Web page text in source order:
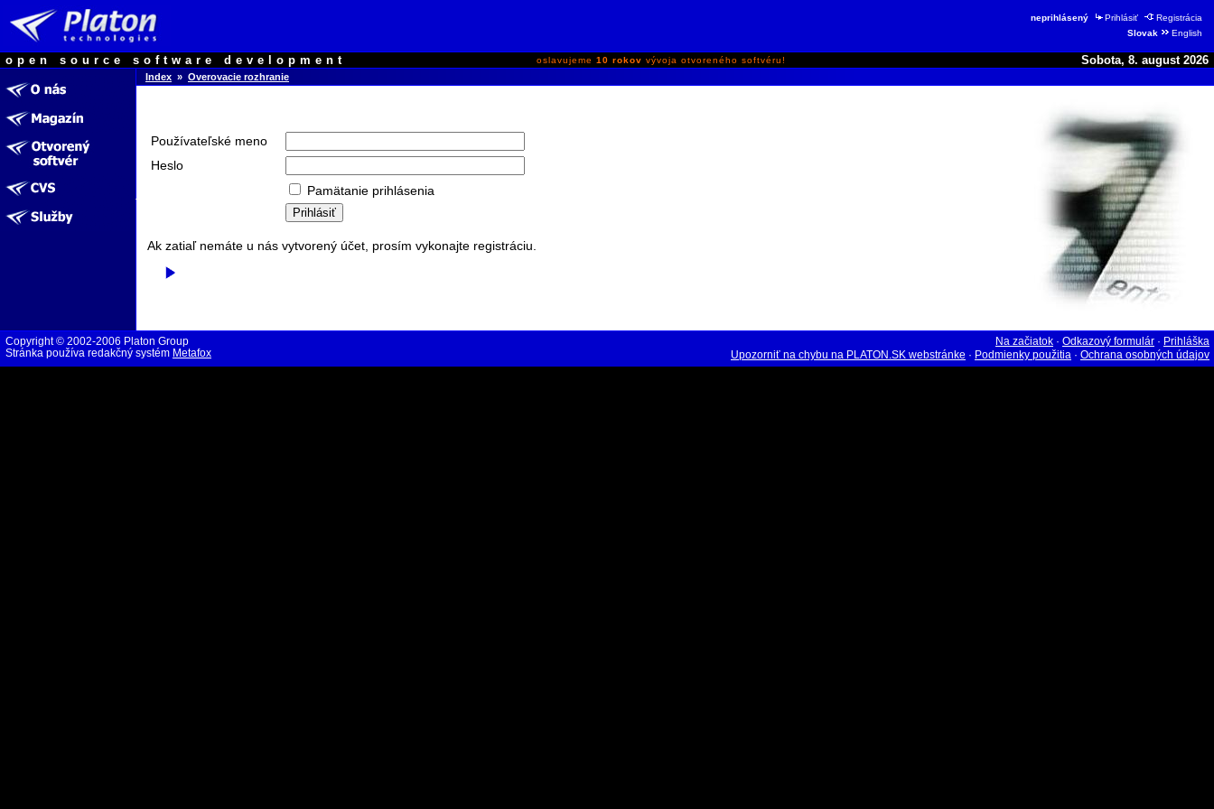
neprihlásený Prihlásiť
Registrácia
Slovak
English
open source software development oslavujeme 10 rokov vývoja otvoreného softvéru! Sobota, 8. august 2026
Index » Overovacie rozhranie
Používateľské meno
Heslo
Pamätanie prihlásenia
Ak zatiaľ nemáte u nás vytvorený účet, prosím vykonajte registráciu.
Copyright © 2002-2006 Platon Group
Stránka používa redakčný systém Metafox
Na začiatok · Odkazový formulár · Prihláška
Upozorniť na chybu na PLATON.SK webstránke · Podmienky použitia · Ochrana osobných údajov